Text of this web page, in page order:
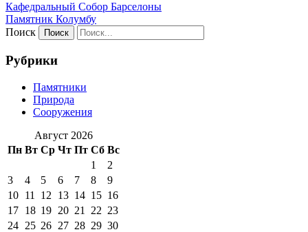
Кафeдрaльный Собор Барселоны
Пaмятник Колумбу
Поиск
Рубрики
Памятники
Природа
Сооружения
Август 2026
Пн Вт Ср Чт Пт Сб Вс
1
2
3
4 5 6 7 8
9
10 11 12 13 14 15 16
17 18 19 20 21 22 23
24 25 26 27 28 29 30